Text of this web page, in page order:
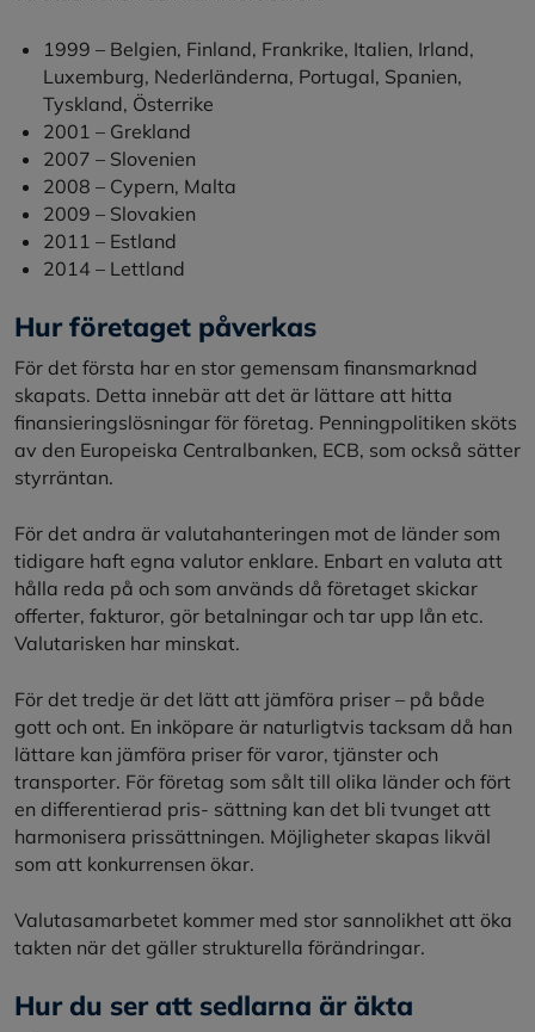
1999 – Belgien, Finland, Frankrike, Italien, Irland,
Luxemburg, Nederländerna, Portugal, Spanien,
Tyskland, Österrike
2001 – Grekland
2007 – Slovenien
2008 – Cypern, Malta
2009 – Slovakien
2011 – Estland
2014 – Lettland
Hur företaget påverkas
För det första har en stor gemensam finansmarknad
skapats. Detta innebär att det är lättare att hitta
finansieringslösningar för företag. Penningpolitiken sköts
av den Europeiska Centralbanken, ECB, som också sätter
styrräntan.
För det andra är valutahanteringen mot de länder som
tidigare haft egna valutor enklare. Enbart en valuta att
hålla reda på och som används då företaget skickar
offerter, fakturor, gör betalningar och tar upp lån etc.
Valutarisken har minskat.
För det tredje är det lätt att jämföra priser – på både
gott och ont. En inköpare är naturligtvis tacksam då han
lättare kan jämföra priser för varor, tjänster och
transporter. För företag som sålt till olika länder och fört
en differentierad pris- sättning kan det bli tvunget att
harmonisera prissättningen. Möjligheter skapas likväl
som att konkurrensen ökar.
Valutasamarbetet kommer med stor sannolikhet att öka
takten när det gäller strukturella förändringar.
Hur du ser att sedlarna är äkta